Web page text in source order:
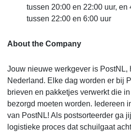
tussen 20:00 en 22:00 uur, en
tussen 22:00 en 6:00 uur
About the Company
Jouw nieuwe werkgever is PostNL,
Nederland. Elke dag worden er bij
brieven en pakketjes verwerkt die
bezorgd moeten worden. Iedereen
van PostNL! Als postsorteerder ga
logistieke proces dat schuilgaat